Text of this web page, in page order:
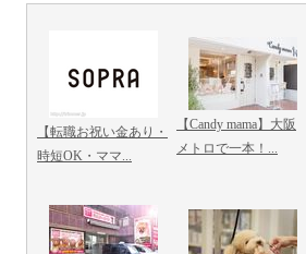
【転職お祝い金あり・
時短OK・ママ...
【Candy mama】大阪
メトロで一本！...